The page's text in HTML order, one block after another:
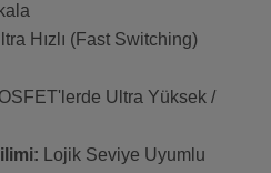
Hızlı (Fast Switching)
Ultra Yüksek /
Lojik Seviye Uyumlu